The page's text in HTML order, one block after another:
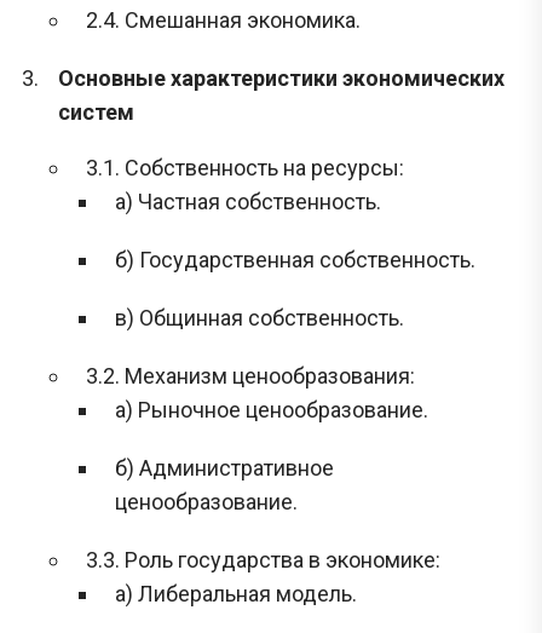
2.4. Смешанная экономика.
Основные характеристики экономических
систем
3.1. Собственность на ресурсы:
а) Частная собственность.
б) Государственная собственность.
в) Общинная собственность.
3.2. Механизм ценообразования:
а) Рыночное ценообразование.
б) Административное
ценообразование.
3.3. Роль государства в экономике:
а) Либеральная модель.